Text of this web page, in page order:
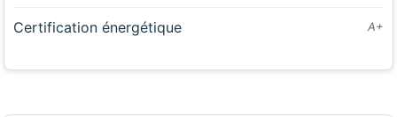
Certification énergétique A+